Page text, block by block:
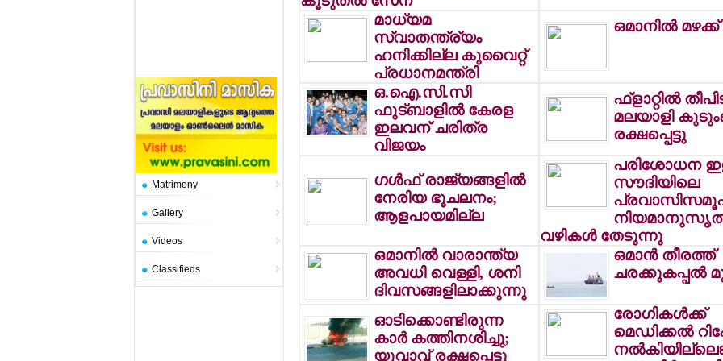
Matrimony
Gallery
Videos
Classifieds
മാധ്യമ
സ്വാതന്ത്ര്യം
ഹനിക്കില്ല കുവൈറ്റ്
പ്രധാനമന്ത്രി
ഒമാനില്‍
ഒ.ഐ.സി.സി
ഫുട്ബാളില്‍ കേരള
ഇലവന് ചരിത്ര
വിജയം
ഫ്‌ളാറ്റില്‍
മലയാളി
രക്ഷപ്പെട്ടു
ഗള്‍ഫ് രാജ്യങ്ങളില്‍
നേരിയ ഭൂചലനം;
ആളപായമില്ല
പരിശോധന
സൗദിയിലെ
വഴികള്‍ തേടുന്നു
ഒമാനില്‍ വാരാന്ത്യ
അവധി വെള്ളി, ശനി
ദിവസങ്ങളിലാക്കുന്നു
ഒമാന്‍ തീരത്ത്
ചരക്കുകപ്പല്‍
ഓടിക്കൊണ്ടിരുന്ന
കാര്‍ കത്തിനശിച്ചു;
യുവാവ് രക്ഷപ്പെട്ടു
രോഗികള്‍ക്ക്
മെഡിക്കല്‍